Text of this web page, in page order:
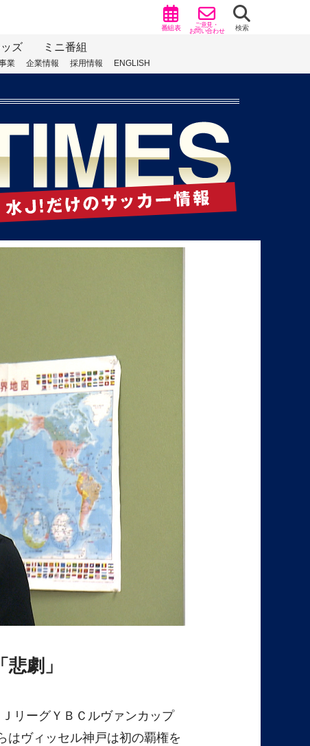
番組表 ご意見・
お問い合わせ 検索
ズ ミニ番組
業 企業情報 採用情報 ENGLISH
劇」
リーグＹＢＣルヴァンカップ
はヴィッセル神戸は初の覇権を